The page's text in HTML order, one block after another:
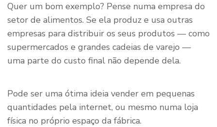
Quer um bom exemplo? Pense numa empresa do
setor de alimentos. Se ela produz e usa outras
empresas para distribuir os seus produtos — como
supermercados e grandes cadeias de varejo —
uma parte do custo final não depende dela.
Pode ser uma ótima ideia vender em pequenas
quantidades pela internet, ou mesmo numa loja
física no próprio espaço da fábrica.